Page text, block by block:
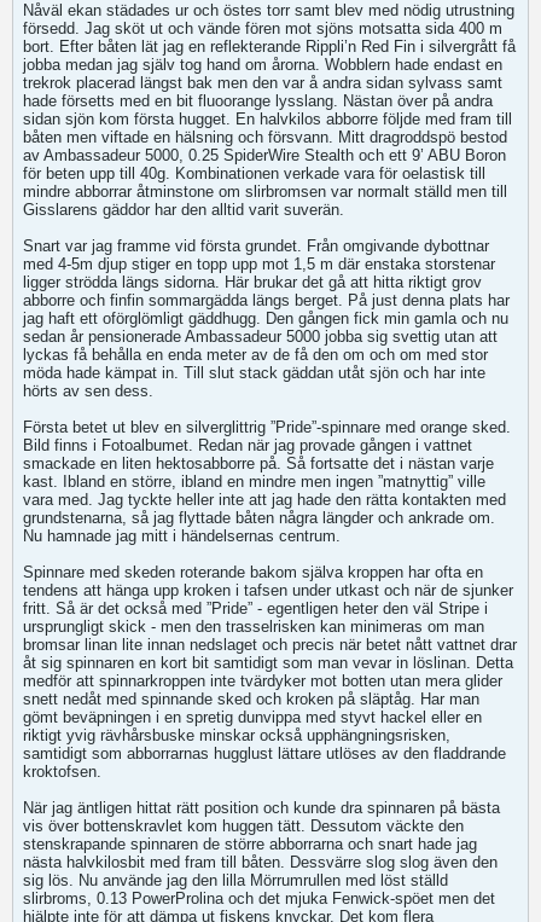
Nåväl ekan städades ur och östes torr samt blev med nödig utrustning
försedd. Jag sköt ut och vände fören mot sjöns motsatta sida 400 m
bort. Efter båten lät jag en reflekterande Rippli’n Red Fin i silvergrått få
jobba medan jag själv tog hand om årorna. Wobblern hade endast en
trekrok placerad längst bak men den var å andra sidan sylvass samt
hade försetts med en bit fluoorange lysslang. Nästan över på andra
sidan sjön kom första hugget. En halvkilos abborre följde med fram till
båten men viftade en hälsning och försvann. Mitt dragroddspö bestod
av Ambassadeur 5000, 0.25 SpiderWire Stealth och ett 9’ ABU Boron
för beten upp till 40g. Kombinationen verkade vara för oelastisk till
mindre abborrar åtminstone om slirbromsen var normalt ställd men till
Gisslarens gäddor har den alltid varit suverän.
Snart var jag framme vid första grundet. Från omgivande dybottnar
med 4-5m djup stiger en topp upp mot 1,5 m där enstaka storstenar
ligger strödda längs sidorna. Här brukar det gå att hitta riktigt grov
abborre och finfin sommargädda längs berget. På just denna plats har
jag haft ett oförglömligt gäddhugg. Den gången fick min gamla och nu
sedan år pensionerade Ambassadeur 5000 jobba sig svettig utan att
lyckas få behålla en enda meter av de få den om och om med stor
möda hade kämpat in. Till slut stack gäddan utåt sjön och har inte
hörts av sen dess.
Första betet ut blev en silverglittrig ”Pride”-spinnare med orange sked.
Bild finns i Fotoalbumet. Redan när jag provade gången i vattnet
smackade en liten hektosabborre på. Så fortsatte det i nästan varje
kast. Ibland en större, ibland en mindre men ingen ”matnyttig” ville
vara med. Jag tyckte heller inte att jag hade den rätta kontakten med
grundstenarna, så jag flyttade båten några längder och ankrade om.
Nu hamnade jag mitt i händelsernas centrum.
Spinnare med skeden roterande bakom själva kroppen har ofta en
tendens att hänga upp kroken i tafsen under utkast och när de sjunker
fritt. Så är det också med ”Pride” - egentligen heter den väl Stripe i
ursprungligt skick - men den trasselrisken kan minimeras om man
bromsar linan lite innan nedslaget och precis när betet nått vattnet drar
åt sig spinnaren en kort bit samtidigt som man vevar in löslinan. Detta
medför att spinnarkroppen inte tvärdyker mot botten utan mera glider
snett nedåt med spinnande sked och kroken på släptåg. Har man
gömt beväpningen i en spretig dunvippa med styvt hackel eller en
riktigt yvig rävhårsbuske minskar också upphängningsrisken,
samtidigt som abborrarnas hugglust lättare utlöses av den fladdrande
kroktofsen.
När jag äntligen hittat rätt position och kunde dra spinnaren på bästa
vis över bottenskravlet kom huggen tätt. Dessutom väckte den
stenskrapande spinnaren de större abborrarna och snart hade jag
nästa halvkilosbit med fram till båten. Dessvärre slog slog även den
sig lös. Nu använde jag den lilla Mörrumrullen med löst ställd
slirbroms, 0.13 PowerProlina och det mjuka Fenwick-spöet men det
hjälpte inte för att dämpa ut fiskens knyckar. Det kom flera